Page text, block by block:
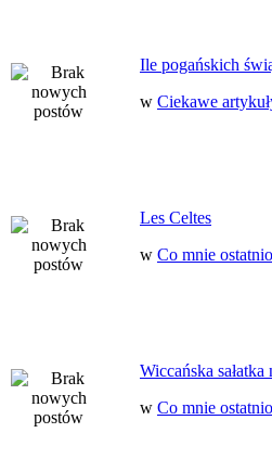
Ile pogańskich
w Ciekawe
Les Celtes
w Co mnie
Wiccańska sałatka
w Co mnie